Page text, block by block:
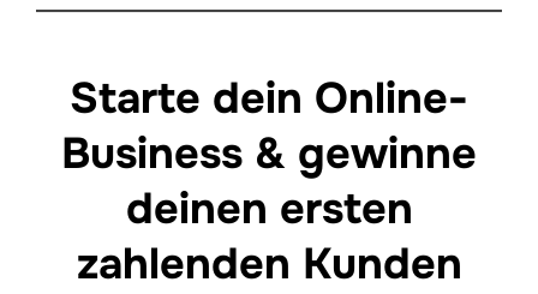
springenStarte dein Online-
Business & gewinne
deinen ersten
zahlenden Kunden